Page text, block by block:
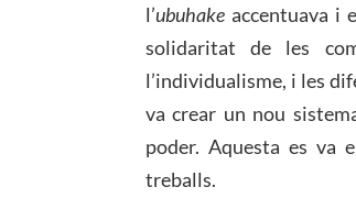
l’ubuhake accentuava i
solidaritat de les
l’individualisme, i les
va crear un nou
poder. Aquesta es va
treballs.